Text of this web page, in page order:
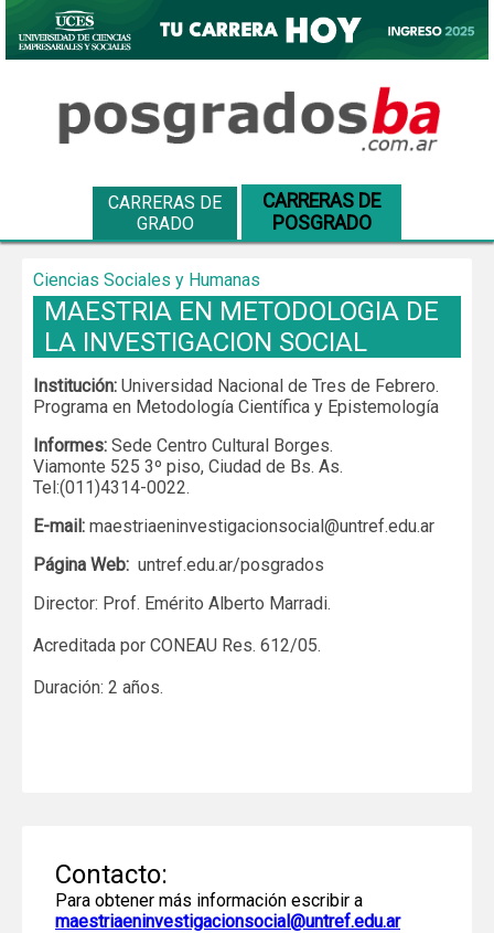
CARRERAS DE
GRADO
CARRERAS DE
POSGRADO
Ciencias Sociales y Humanas
MAESTRIA EN METODOLOGIA DE
LA INVESTIGACION SOCIAL
Institución: Universidad Nacional de Tres de Febrero.
Programa en Metodología Científica y Epistemología
Informes: Sede Centro Cultural Borges.
Viamonte 525 3º piso, Ciudad de Bs. As.
Tel:(011)4314-0022.
E-mail: maestriaeninvestigacionsocial@untref.edu.ar
Página Web: untref.edu.ar/posgrados
Director: Prof. Emérito Alberto Marradi.
Acreditada por CONEAU Res. 612/05.
Duración: 2 años.
Contacto:
Para obtener más información escribir a
maestriaeninvestigacionsocial@untref.edu.ar